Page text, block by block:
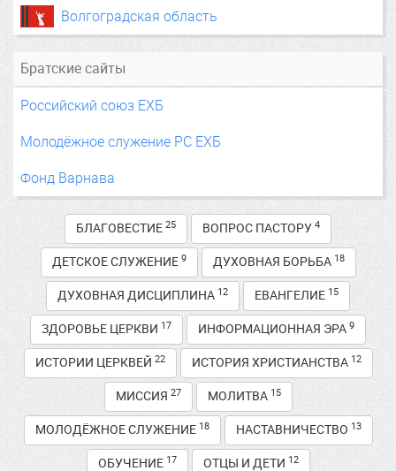
Волгоградская область
Братские сайты
Российский союз ЕХБ
Молодёжное служение РС ЕХБ
Фонд Варнава
БЛАГОВЕСТИЕ 25 ВОПРОС ПАСТОРУ 4
ДЕТСКОЕ СЛУЖЕНИЕ 9 ДУХОВНАЯ БОРЬБА 18
ДУХОВНАЯ ДИСЦИПЛИНА 12 ЕВАНГЕЛИЕ 15
ЗДОРОВЬЕ ЦЕРКВИ 17 ИНФОРМАЦИОННАЯ ЭРА 9
ИСТОРИИ ЦЕРКВЕЙ 22 ИСТОРИЯ ХРИСТИАНСТВА 12
МИССИЯ 27 МОЛИТВА 15
МОЛОДЁЖНОЕ СЛУЖЕНИЕ 18 НАСТАВНИЧЕСТВО 13
ОБУЧЕНИЕ 17 ОТЦЫ И ДЕТИ 12